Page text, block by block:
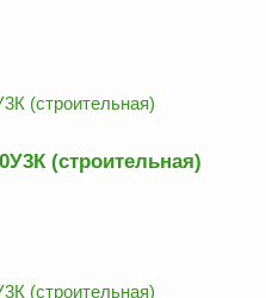
(строительная)